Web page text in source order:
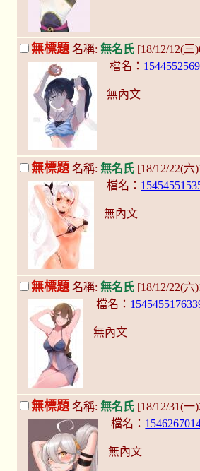
無標題名稱: 無名氏 [18/12/12(
檔名：
無內文
無標題 名稱: 無名氏 [18/12/22(六
檔名：
無內文
無標題 名稱: 無名氏 [18/12/22(六
檔名：
無內文
無標題 名稱: 無名氏 [18/12/31(
檔名：
無內文